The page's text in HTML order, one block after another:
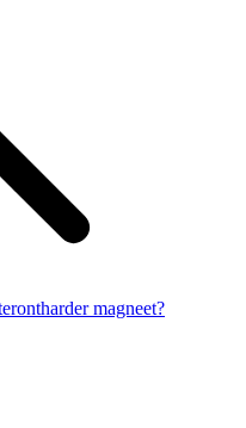
magneet?